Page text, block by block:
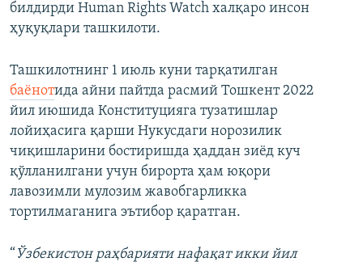
билдирди Human Rights Watch халқаро инсон
ҳуқуқлари ташкилоти.
Ташкилотнинг 1 июль куни тарқатилган
баёнотида айни пайтда расмий Тошкент 2022
йил июшида Конституцияга тузатишлар
лойиҳасига қарши Нукусдаги норозилик
чиқишларини бостиришда ҳаддан зиёд куч
қўлланилгани учун бирорта ҳам юқори
лавозимли мулозим жавобгарликка
тортилмаганига эътибор қаратган.
“ Ўзбекистон раҳбарияти нафақат икки йил